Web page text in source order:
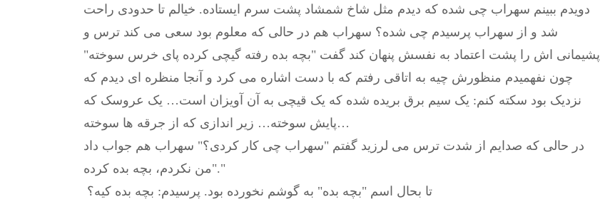
دویدم ببینم سهراب چی شده که دیدم مثل شاخ شمشاد پشت سرم ایستاده. خیالم تا حدودی راحت
شد و از سهراب پرسیدم چی شده؟ سهراب هم در حالی که معلوم بود سعی می کند ترس و
پشیمانی اش را پشت اعتماد به نفسش پنهان کند گفت "بچه بده رفته گیچی کرده پای خرس سوخته"
چون نفهمیدم منظورش چیه به اتاقی رفتم که با دست اشاره می کرد و آنجا منظره ای دیدم که
نزدیک بود سکته کنم: یک سیم برق بریده شده که یک قیچی به آن آویزان است… یک عروسک که
پایش سوخته… زیر اندازی که از جرقه ها سوخته…
در حالی که صدایم از شدت ترس می لرزید گفتم "سهراب چی کار کردی؟" سهراب هم جواب داد
"من نکردم، بچه بده کرده."
تا بحال اسم "بچه بده" به گوشم نخورده بود. پرسیدم: بچه بده کیه؟